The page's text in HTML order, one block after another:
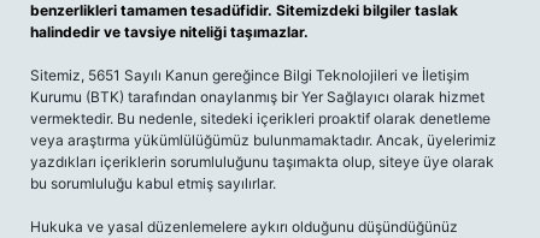
benzerlikleri tamamen tesadüfidir. Sitemizdeki bilgiler taslak
halindedir ve tavsiye niteliği taşımazlar.
Sitemiz, 5651 Sayılı Kanun gereğince Bilgi Teknolojileri ve İletişim
Kurumu (BTK) tarafından onaylanmış bir Yer Sağlayıcı olarak hizmet
vermektedir. Bu nedenle, sitedeki içerikleri proaktif olarak denetleme
veya araştırma yükümlülüğümüz bulunmamaktadır. Ancak, üyelerimiz
yazdıkları içeriklerin sorumluluğunu taşımakta olup, siteye üye olarak
bu sorumluluğu kabul etmiş sayılırlar.
Hukuka ve yasal düzenlemelere aykırı olduğunu düşündüğünüz